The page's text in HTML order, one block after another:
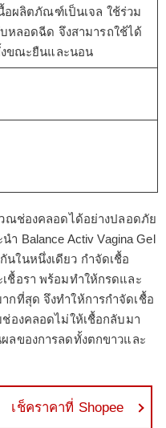
อผลิตภัณฑ์เป็นเจล ใช้ร่วม
หลอดฉีด จึงสามารถใช้ได้
ขณะยืนและนอน
ณช่องคลอดได้อย่างปลอดภัย
Balance Activ Vagina Gel
ในหนึ่งเดียว กำจัดเชื้อ
ชื้อรา พร้อมทำให้กรดและ
กที่สุด จึงทำให้การกำจัดเชื้อ
องคลอดไม่ให้เชื้อกลับมา
ลของการลดทั้งตกขาวและ
เช็คราคาที่ Shopee